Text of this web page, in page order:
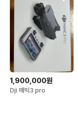
1,900,000원
Dji 매빅3 pro